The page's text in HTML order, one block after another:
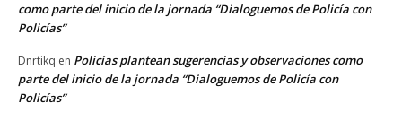
como parte del inicio de la jornada “Dialoguemos de Policía con
Policías”
Dnrtikq en Policías plantean sugerencias y observaciones como
parte del inicio de la jornada “Dialoguemos de Policía con
Policías”